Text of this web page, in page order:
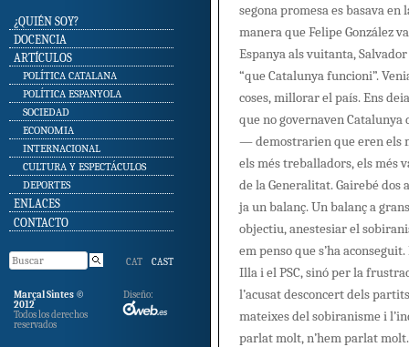
SKIP TO CONTENT
¿QUIÉN SOY?
DOCENCIA
ARTÍCULOS
POLÍTICA CATALANA
POLÍTICA ESPANYOLA
SOCIEDAD
ECONOMIA
INTERNACIONAL
CULTURA Y ESPECTÁCULOS
DEPORTES
ENLACES
CONTACTO
CAT CAST
Marçal Sintes ©
2012
Todos los derechos
reservados
Diseño:
segona promesa es basava en
manera que Felipe González
Espanya als vuitanta,
“que Catalunya funcioni”.
coses, millorar el país. Ens
que no governaven Catalunya
— demostrarien que eren els
els més treballadors, els més
de la Generalitat. Gairebé dos
ja un balanç. Un balanç a
objectiu, anestesiar el
em penso que s’ha
Illa i el PSC, sinó per la
l’acusat desconcert dels
mateixes del sobiranisme i
parlat molt, n’hem parlat